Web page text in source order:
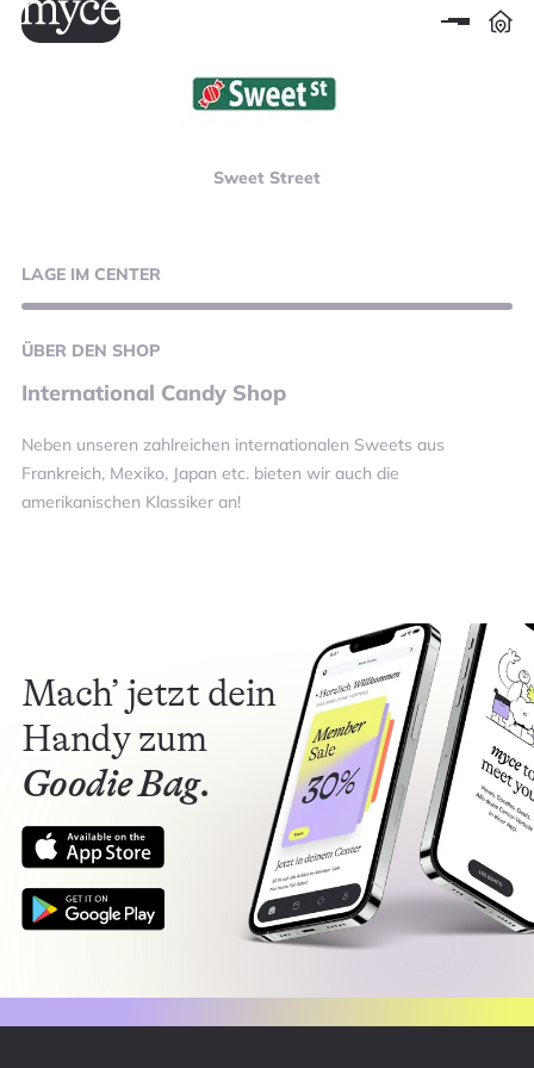
Sweet Street
LAGEIM CENTER
ÜBERDEN SHOP
International Candy Shop
Neben unseren zahlreichen internationalen Sweets aus
Frankreich, Mexiko, Japan etc. bieten wir auch die
amerikanischen Klassiker an!
Mach’ jetzt dein
Handy zum
Goodie Bag.